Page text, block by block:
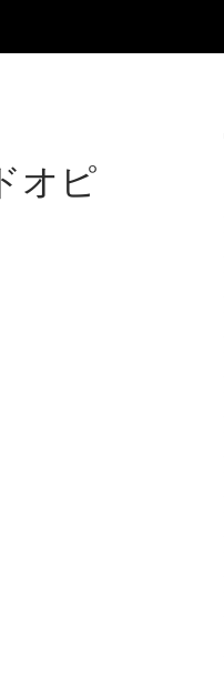
オピ